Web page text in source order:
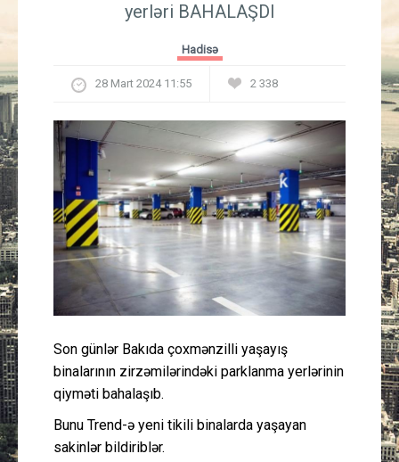
Güney Azərbaycan
Mədəniyyət
Müsahibə
İdman
Layihə
Gündəm
yerləri BAHALAŞDI
Hadisə
28 Mart 2024 11:55 2 338
Son günlər Bakıda çoxmənzilli yaşayış
binalarının zirzəmilərindəki parklanma yerlərinin
qiyməti bahalaşıb.
Bunu Trend-ə yeni tikili binalarda yaşayan
sakinlər bildiriblər.